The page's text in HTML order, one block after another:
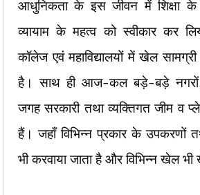
आधुनिकता के इस जीवन में शिक्षा
व्यायाम के महत्व को स्वीकार कर
कॉलेज एवं महाविद्यालयों में खेल
है। साथ ही आज-कल बड़े-बड़े नगरों,
जगह सरकारी तथा व्यक्तिगत जीम व
हैं। जहाँ विभिन्न प्रकार के उपकरणों
भी करवाया जाता है और विभिन्न खेल